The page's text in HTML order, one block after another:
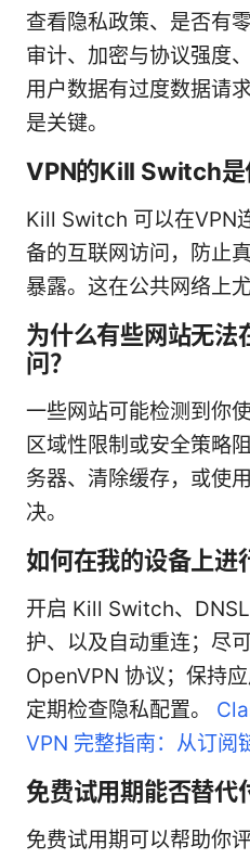
查看隐私政策、是否有
审计、加密与协议强度
用户数据有过度数据请
是关键。
VPN的Kill Switch是
Kill Switch 可以在VPN
备的互联网访问，防止
暴露。这在公共网络上尤
为什么有些网站无法
问？
一些网站可能检测到你
区域性限制或安全策略
务器、清除缓存，或使
决。
如何在我的设备上进
开启 Kill Switch、
护、以及自动重连；尽
OpenVPN 协议；保持
定期检查隐私配置。
VPN 完整指南：从订阅
免费试用期能否替代
免费试用期可以帮助你